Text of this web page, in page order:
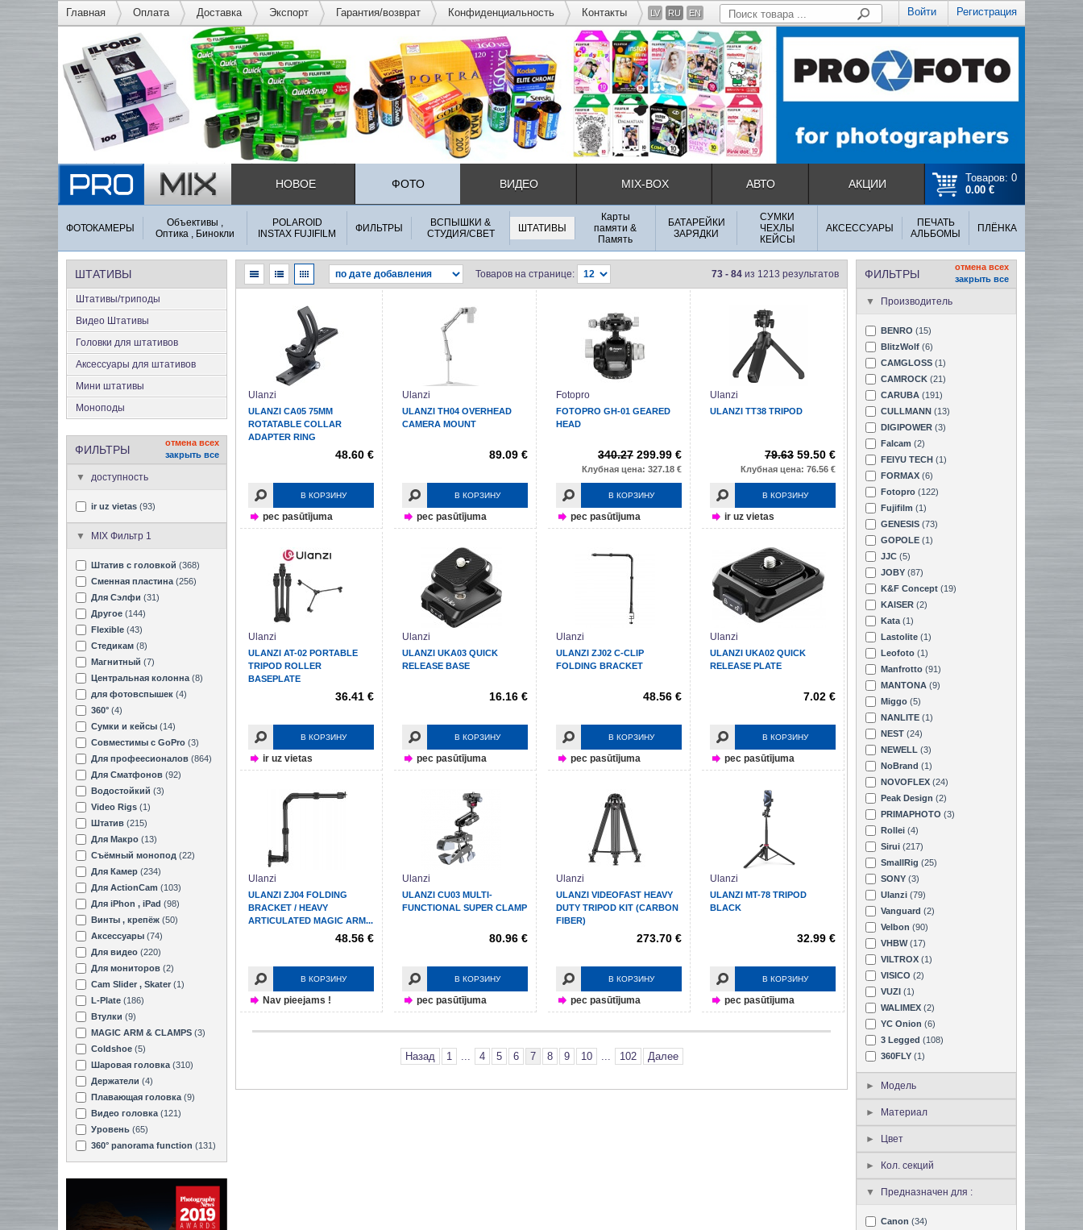
Главная Оплата Доставка Экспорт Гарантия/возврат Конфиденциальность Контакты Войти Регистрация
LV RU EN
Товаров: 0
0.00 €
НОВОЕ ФОТО ВИДЕО MIX-BOX АВТО АКЦИИ
ФОТОКАМЕРЫ
Объективы ,
Оптика , Бинокли
POLAROID
INSTAX FUJIFILM
ФИЛЬТРЫ
ВСПЫШКИ &
СТУДИЯ/СВЕТ
ШТАТИВЫ
Карты
памяти &
Память
БАТАРЕЙКИ
ЗАРЯДКИ
СУМКИ
ЧЕХЛЫ
КЕЙСЫ
АКСЕССУАРЫ
ПЕЧАТЬ
АЛЬБОМЫ
ПЛЁНКА
ШТАТИВЫ
Штативы/триподы
Видео Штативы
Головки для штативов
Аксеcсуары для штативов
Мини штативы
Моноподы
ФИЛЬТРЫ
отмена всех
закрыть все
доступность
ir uz vietas (93)
MIX Фильтр 1
Штатив с головкой (368)
Сменная пластина (256)
Для Сэлфи (31)
Другое (144)
Flexible (43)
Стедикам (8)
Магнитный (7)
Центральная колонна (8)
для фотовспышек (4)
360° (4)
Сумки и кейсы (14)
Совместимы с GoPro (3)
Для профеесионалов (864)
Для Сматфонов (92)
Водостойкий (3)
Video Rigs (1)
Штатив (215)
Для Макро (13)
Съёмный монопод (22)
Для Камер (234)
Для ActionCam (103)
Для iPhon , iPad (98)
Винты , крепёж (50)
Аксессуары (74)
Для видео (220)
Для мониторов (2)
Cam Slider , Skater (1)
L-Plate (186)
Втулки (9)
MAGIC ARM & CLAMPS (3)
Coldshoe (5)
Шаровая головка (310)
Держатели (4)
Плавающая головка (9)
Видео головка (121)
Уровень (65)
360° panorama function (131)
ФИЛЬТРЫ
отмена всех
закрыть все
Производитель
BENRO (15)
BlitzWolf (6)
CAMGLOSS (1)
CAMROCK (21)
CARUBA (191)
CULLMANN (13)
DIGIPOWER (3)
Falcam (2)
FEIYU TECH (1)
FORMAX (6)
Fotopro (122)
Fujifilm (1)
GENESIS (73)
GOPOLE (1)
JJC (5)
JOBY (87)
K&F Concept (19)
KAISER (2)
Kata (1)
Lastolite (1)
Leofoto (1)
Manfrotto (91)
MANTONA (9)
Miggo (5)
NANLITE (1)
NEST (24)
NEWELL (3)
NoBrand (1)
NOVOFLEX (24)
Peak Design (2)
PRIMAPHOTO (3)
Rollei (4)
Sirui (217)
SmallRig (25)
SONY (3)
Ulanzi (79)
Vanguard (2)
Velbon (90)
VHBW (17)
VILTROX (1)
VISICO (2)
VUZI (1)
WALIMEX (2)
YC Onion (6)
3 Legged (108)
360FLY (1)
Модель
Материал
Цвет
Кол. секций
Предназначен для :
Canon (34)
Товаров на странице: 73 - 84 из 1213 результатов
Ulanzi
ULANZI CA05 75MM
ROTATABLE COLLAR
ADAPTER RING
48.60 €
В КОРЗИНУ
pec pasūtījuma
Ulanzi
ULANZI TH04 OVERHEAD
CAMERA MOUNT
89.09 €
В КОРЗИНУ
pec pasūtījuma
Fotopro
FOTOPRO GH-01 GEARED
HEAD
340.27 299.99 €
Клубная цена: 327.18 €
В КОРЗИНУ
pec pasūtījuma
Ulanzi
ULANZI TT38 TRIPOD
79.63 59.50 €
Клубная цена: 76.56 €
В КОРЗИНУ
ir uz vietas
Ulanzi
ULANZI AT-02 PORTABLE
TRIPOD ROLLER
BASEPLATE
36.41 €
В КОРЗИНУ
ir uz vietas
Ulanzi
ULANZI UKA03 QUICK
RELEASE BASE
16.16 €
В КОРЗИНУ
pec pasūtījuma
Ulanzi
ULANZI ZJ02 C-CLIP
FOLDING BRACKET
48.56 €
В КОРЗИНУ
pec pasūtījuma
Ulanzi
ULANZI UKA02 QUICK
RELEASE PLATE
7.02 €
В КОРЗИНУ
pec pasūtījuma
Ulanzi
ULANZI ZJ04 FOLDING
BRACKET / HEAVY
ARTICULATED MAGIC ARM...
48.56 €
В КОРЗИНУ
Nav pieejams !
Ulanzi
ULANZI CU03 MULTI-
FUNCTIONAL SUPER CLAMP
80.96 €
В КОРЗИНУ
pec pasūtījuma
Ulanzi
ULANZI VIDEOFAST HEAVY
DUTY TRIPOD KIT (CARBON
FIBER)
273.70 €
В КОРЗИНУ
pec pasūtījuma
Ulanzi
ULANZI MT-78 TRIPOD
BLACK
32.99 €
В КОРЗИНУ
pec pasūtījuma
Назад 1 4 5 6 7 8 9 10 102 Далее